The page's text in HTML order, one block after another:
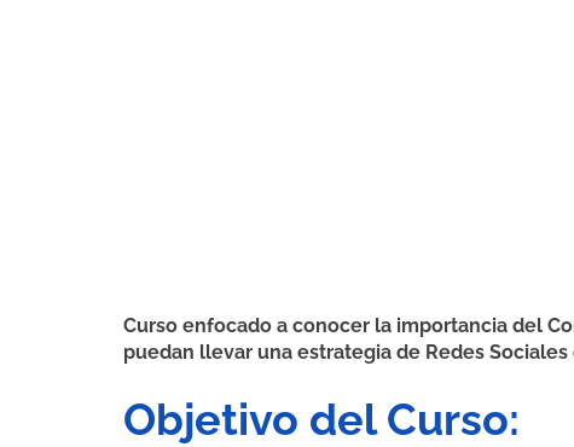
Curso enfocado a conocer la importancia del
puedan llevar una estrategia de Redes
Objetivo del Curso: